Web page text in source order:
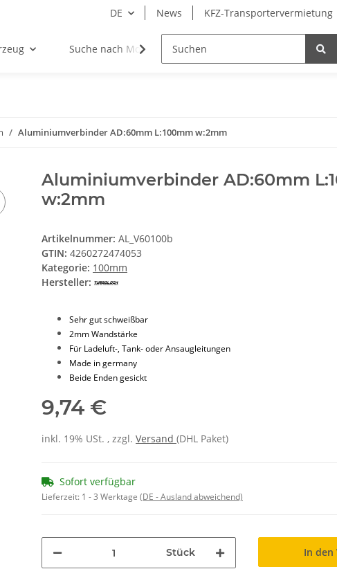
DE News KFZ-Transportervermietung
Suche nach Motor Sonderangebote
Aluminiumverbinder AD:60mm L:100mm w:2mm
Aluminiumverbinder AD:60mm
w:2mm
Artikelnummer: AL_V60100b
GTIN: 4260272474053
Kategorie: 100mm
Hersteller:
Sehr gut schweißbar
2mm Wandstärke
Für Ladeluft-, Tank- oder Ansaugleitungen
Made in germany
Beide Enden gesickt
9,74 €
inkl. 19% USt. , zzgl. Versand (DHL Paket)
Sofort verfügbar
Lieferzeit: 1 - 3 Werktage (DE - Ausland abweichend)
Stück In den